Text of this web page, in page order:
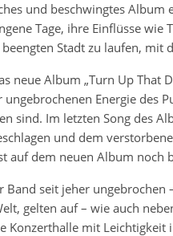
und beschwingtes Album
Tage, ihre Einflüsse wie
Stadt zu laufen, mit
neue Album „Turn Up That
Energie des
sind. Im letzten Song des
und dem
auf dem neuen Album noch
Band seit jeher
gelten auf – wie auch
Konzerthalle mit Leichtigkeit